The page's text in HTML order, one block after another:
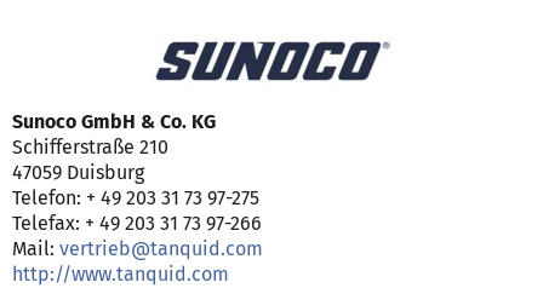
Sunoco GmbH & Co. KG
Schifferstraße 210
47059 Duisburg
Telefon: + 49 203 31 73 97-275
Telefax: + 49 203 31 73 97-266
Mail: vertrieb@tanquid.com
http://www.tanquid.com